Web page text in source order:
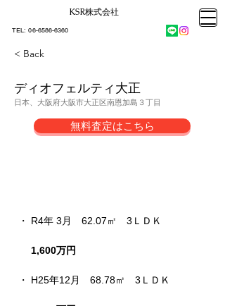
KSR株式会社​
​TEL:06-6586-6360
< Back
ディオフェルティ大正
日本、大阪府大阪市大正区南恩加島３丁目
無料査定はこちら
・ R4年 3月　62.07㎡ 3ＬＤＫ
1,600万円
・ H25年12月　68.78㎡　3ＬＤＫ